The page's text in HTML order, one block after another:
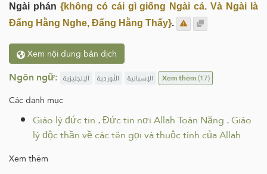
Ngài phán {không có cái gì giống Ngài cả. Và Ngài là
Đấng Hằng Nghe, Đấng Hằng Thấy}.
Xem nội dung bản dịch
Ngôn ngữ: الإنجليزية الأوردية الإسبانية Xem thêm(17)
Các danh mục
Giáo lý đức tin .Đức tin nơi Allah Toàn Năng .Giáo
lý độc thần về các tên gọi và thuộc tính của Allah
Xem thêm